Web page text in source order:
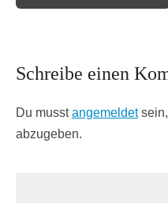
Schreibe einen
Du musstangemeldetsein,
abzugeben.